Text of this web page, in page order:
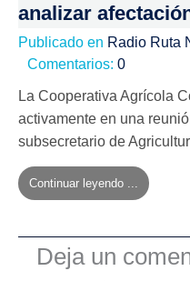
analizar
Publicado en Radio Ruta
Comentarios: 0
La Cooperativa Agrícola
activamente en una
subsecretario de
Continuar leyendo ...
Deja un